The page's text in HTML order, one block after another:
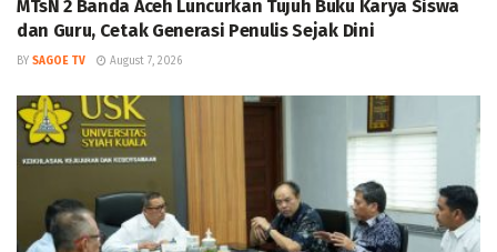
MTsN 2 Banda Aceh Luncurkan Tujuh Buku Karya Siswa
dan Guru, Cetak Generasi Penulis Sejak Dini
BY SAGOE TV August 7, 2026